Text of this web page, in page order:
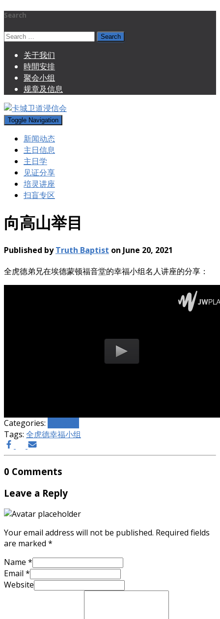
Search
Search
关于我们
時間安排
聚会小组
规章及信息
Toggle Navigation
新闻动态
主日信息
主日学
见证分享
培灵讲座
扫盲专区
向高山举目
Published byTruth Baptist on June 20, 2021
全虎德弟兄在埃德蒙顿福音堂的幸福小组名人讲座的分享：
Categories:
Tags: 全虎德幸福小组
0 Comments
Leave a Reply
Your email address will not be published. Required fields
are marked *
Name *
Email *
Website